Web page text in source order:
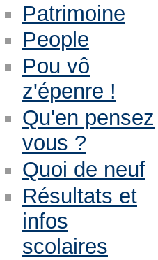
Patrimoine
People
Pou vô
z'épenre !
Qu'en pensez
vous ?
Quoi de neuf
Résultats et
infos
scolaires